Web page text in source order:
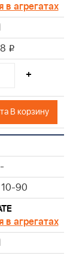
в агрегатах
i
+
В корзину
90
в агрегатах